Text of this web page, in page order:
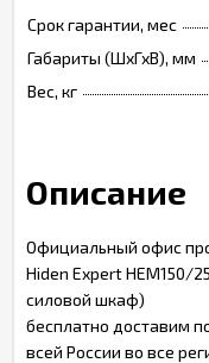
Срок гарантии, мес
Габариты (ШхГхВ), мм
Вес, кг
Описание
Официальный офис
Hiden Expert HEM150/
силовой шкаф)
бесплатно доставим
всей России во все